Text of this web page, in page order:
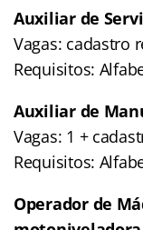
Auxiliar de
Vagas: cadastro
Requisitos:
Auxiliar de
Vagas: 1 +
Requisitos:
Operador de